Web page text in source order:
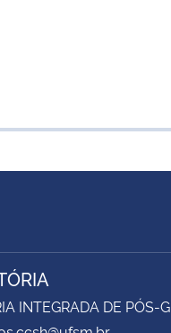
INTEGRADA DE PÓS-